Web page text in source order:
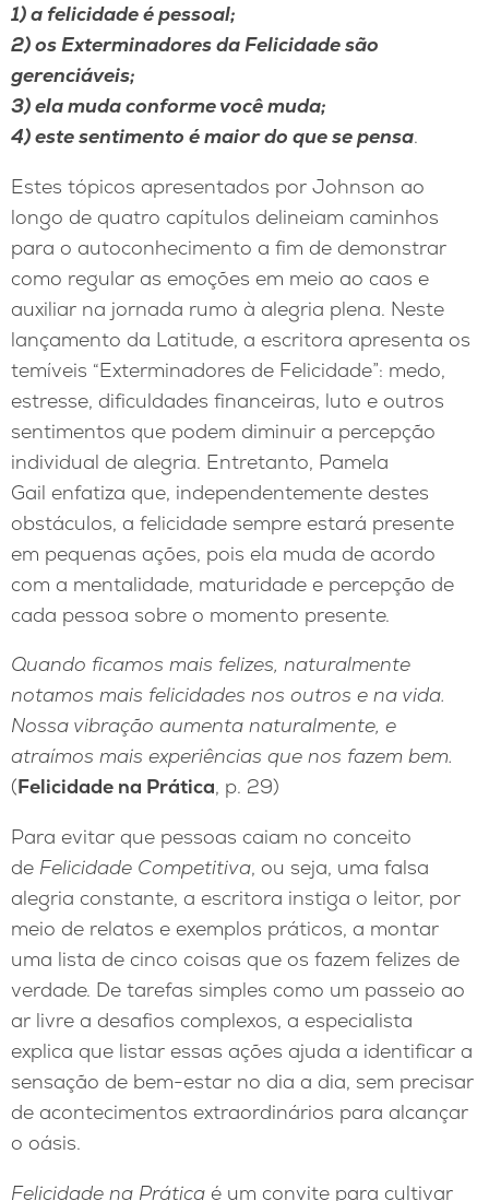
1) a felicidade é pessoal;
2) os Exterminadores da Felicidade são
gerenciáveis;
3) ela muda conforme você muda;
4) este sentimento é maior do que se pensa.
Estes tópicos apresentados por Johnson ao
longo de quatro capítulos delineiam caminhos
para o autoconhecimento a fim de demonstrar
como regular as emoções em meio ao caos e
auxiliar na jornada rumo à alegria plena. Neste
lançamento da Latitude, a escritora apresenta os
temíveis “Exterminadores de Felicidade”: medo,
estresse, dificuldades financeiras, luto e outros
sentimentos que podem diminuir a percepção
individual de alegria. Entretanto, Pamela
Gail enfatiza que, independentemente destes
obstáculos, a felicidade sempre estará presente
em pequenas ações, pois ela muda de acordo
com a mentalidade, maturidade e percepção de
cada pessoa sobre o momento presente.
Quando ficamos mais felizes, naturalmente
notamos mais felicidades nos outros e na vida.
Nossa vibração aumenta naturalmente, e
atraímos mais experiências que nos fazem bem.
(Felicidade na Prática, p. 29)
Para evitar que pessoas caiam no conceito
de Felicidade Competitiva, ou seja, uma falsa
alegria constante, a escritora instiga o leitor, por
meio de relatos e exemplos práticos, a montar
uma lista de cinco coisas que os fazem felizes de
verdade. De tarefas simples como um passeio ao
ar livre a desafios complexos, a especialista
explica que listar essas ações ajuda a identificar a
sensação de bem-estar no dia a dia, sem precisar
de acontecimentos extraordinários para alcançar
o oásis.
Felicidade na Prática é um convite para cultivar